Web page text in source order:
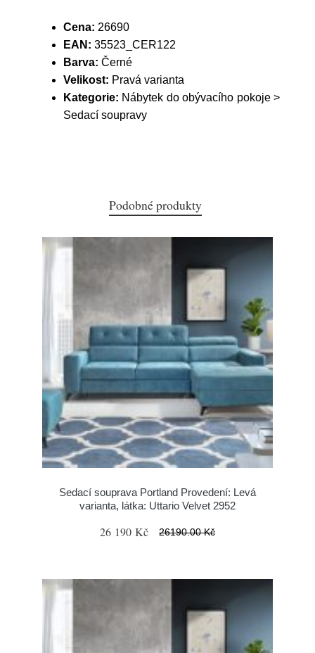
Cena: 26690
EAN: 35523_CER122
Barva: Černé
Velikost: Pravá varianta
Kategorie: Nábytek do obývacího pokoje >
Sedací soupravy
Podobné produkty
Sedací souprava Portland Provedení: Levá
varianta, látka: Uttario Velvet 2952
26 190 Kč 26190.00 Kč